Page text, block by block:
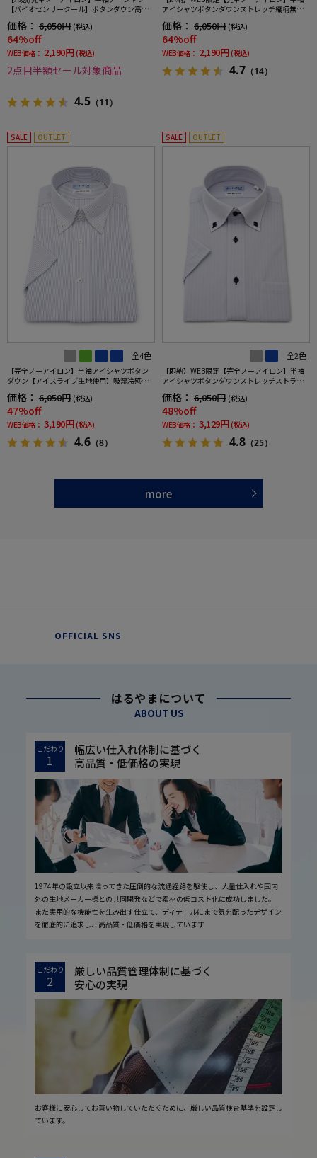
【バイオセンサークール】ボタンダウン高通
価格： 6,050円 (税込)
64%off
WEB価格： 2,190円 (税込)
2点目半額セール対象商品
4.5 （11）
アイシャツボタンダウンストレッチ織柄無地i-
価格： 6,050円 (税込)
64%off
WEB価格： 2,190円 (税込)
4.7 （14）
SALE OUTLET
全4色
【完全ノーアイロン】半袖アイシャツボタン
ダウン【アイスライブ生地使用】吸湿冷感ス
価格： 6,050円 (税込)
47%off
WEB価格： 3,190円 (税込)
4.6 （8）
SALE OUTLET
全2色
【即納】WEB限定【完全ノーアイロン】半袖
アイシャツボタンダウンストレッチストライ
価格： 6,050円 (税込)
48%off
WEB価格： 3,129円 (税込)
4.8 （25）
more
OFFICIAL SNS
はるやまについて
ABOUT US
こだわり
1
幅広い仕入れ体制に基づく
高品質・低価格の実現
1974年の設立以来培ってきた圧倒的な流通経路を駆使し、大量仕入れや国内
外の生地メーカー様との共同開発などで素材の低コスト化に成功しました。
また実用的な機能性を生み出す仕立て、ディテールにまで気を配ったデザイン
を徹底的に追求し、高品質・低価格を実現しています
こだわり
2
厳しい品質管理体制に基づく
安心の実現
お客様に安心してお買い物していただくために、厳しい品質検査基準を設定し
ています。